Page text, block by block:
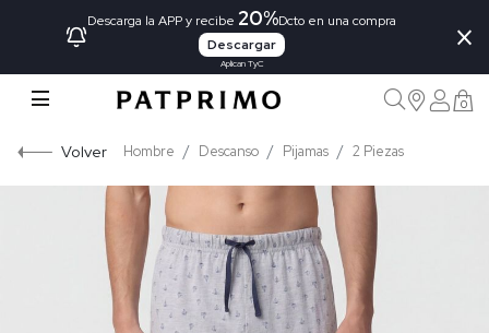
Descarga la APP y recibe 20%Dcto en una compra
Descargar
Aplican TyC
×
0
Volver Hombre Descanso Pijamas 2 Piezas